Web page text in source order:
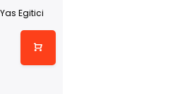
Egitici